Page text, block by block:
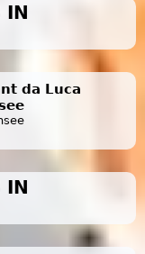
IN
da Luca
IN